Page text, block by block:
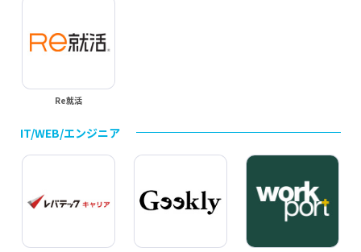
Re就活
IT/WEB/エンジニア